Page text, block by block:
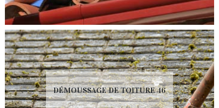
DÉMOUSSAGE DE TOITURE 46